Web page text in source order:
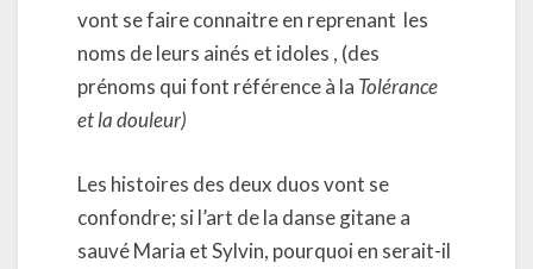
vont se faire connaitre en reprenant les
noms de leurs ainés et idoles , (des
prénoms qui font référence à la Tolérance
et la douleur)
Les histoires des deux duos vont se
confondre; si l’art de la danse gitane a
sauvé Maria et Sylvin, pourquoi en serait-il